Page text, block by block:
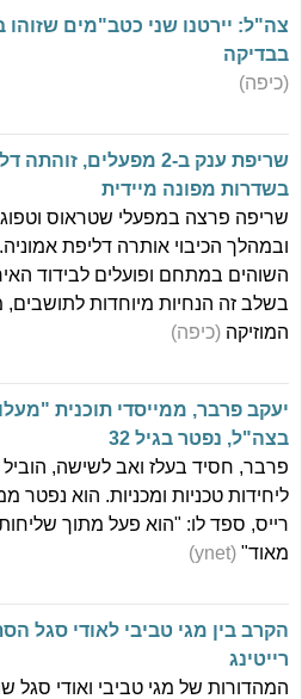
צה"ל: יירטנו שני כטב"מים שזוהו
בבדיקה
(כיפה)
שריפת ענק ב-2 מפעלים,
בשדרות מפונה מיידית
שריפה פרצה במפעלי שטראוס
ובמהלך הכיבוי אותרה דליפת
השוהים במתחם ופועלים לבידוד
בשלב זה הנחיות מיוחדות
המוזיקה (כיפה)
יעקב פרבר, ממייסדי תוכנית
בצה"ל, נפטר בגיל 32
פרבר, חסיד בעלז ואב לשישה,
ליחידות טכניות ומכניות. הוא נפטר
רייס, ספד לו: "הוא פעל מתוך
מאוד" (ynet)
הקרב בין מגי טביבי לאודי סגל
רייטינג
המהדורות של מגי טביבי ואודי